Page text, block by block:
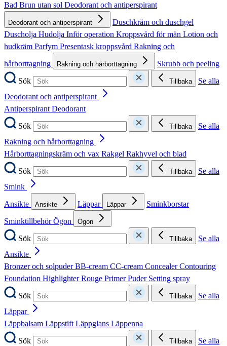
Bad Brun utan sol Deodorant och antiperspirant
Deodorant och antiperspirant
Duschkräm och duschgel
Duscholja Hudolja Inför operation Kroppsvård för män Lotion och
hudkräm Parfym Presentask kroppsvård Rakning och
hårborttagning
Rakning och hårborttagning
Skrubb och peeling
Sök
Tillbaka
Se alla
Deodorant och antiperspirant
AntiperspirantDeodorant
Sök
Tillbaka
Se alla
Rakning och hårborttagning
Hårborttagningskräm och vax Rakgel Rakhyvel och blad
Sök
Tillbaka
Se alla
Smink
Ansikte
Ansikte Läppar Läppar
Sminkborstar
SminktillbehörÖgon Ögon
Sök Tillbaka
Se alla
Ansikte
Bronzer och solpuderBB-cream CC-cream ConcealerContouring
Foundation HighlighterRouge PrimerPuder Setting spray
Sök
Tillbaka
Se alla
Läppar
Läppbalsam LäppstiftLäppglans Läppenna
Sök
Tillbaka
Se alla